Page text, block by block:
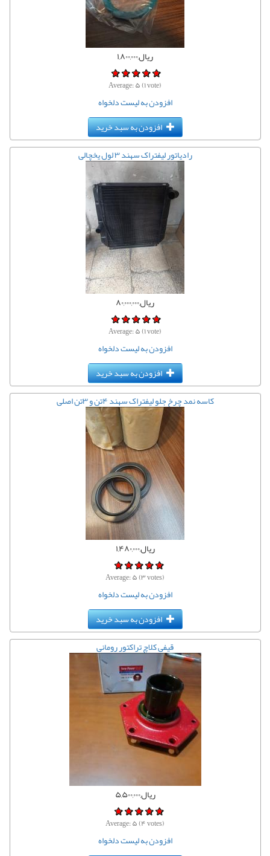
ریال,۱,۸۰۰,۰۰۰
Average:۵(۱vote)
افزودن به لیست دلخواه
افزودن به سبد خرید
رادیاتور لیفتراک سهند ۳ لول یخچالی
ریال,۸۰,۰۰۰,۰۰۰
Average:۵(۱vote)
افزودن به لیست دلخواه
افزودن به سبد خرید
کاسه نمد چرخ جلو لیفتراک سهند ۴تن و ۳تن اصلی
ریال,۱,۴۸۰,۰۰۰
Average:۵(۳votes)
افزودن به لیست دلخواه
افزودن به سبد خرید
قیفی کلاچ تراکتور رومانی
ریال,۵,۵۰۰,۰۰۰
Average:۵(۴votes)
افزودن به لیست دلخواه